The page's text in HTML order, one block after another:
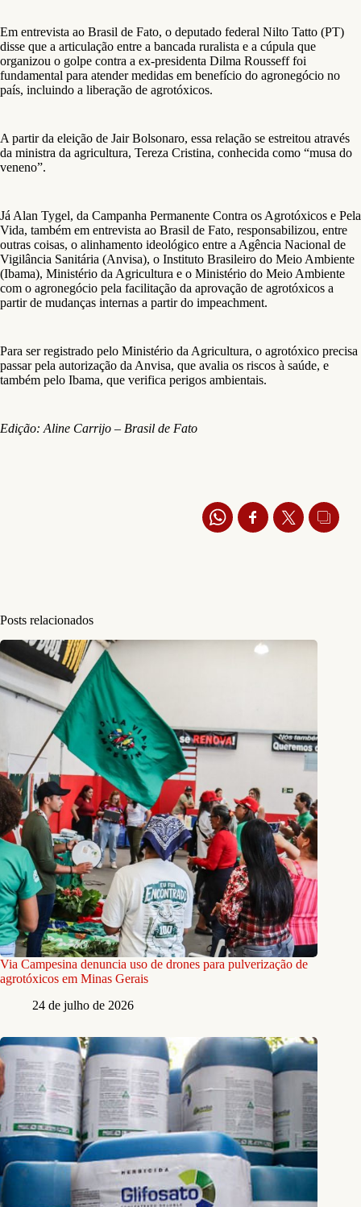
Em entrevista ao Brasil de Fato, o deputado federal Nilto Tatto (PT)
disse que a articulação entre a bancada ruralista e a cúpula que
organizou o golpe contra a ex-presidenta Dilma Rousseff foi
fundamental para atender medidas em benefício do agronegócio no
país, incluindo a liberação de agrotóxicos.
A partir da eleição de Jair Bolsonaro, essa relação se estreitou através
da ministra da agricultura, Tereza Cristina, conhecida como “musa do
veneno”.
Já Alan Tygel, da Campanha Permanente Contra os Agrotóxicos e Pela
Vida, também em entrevista ao Brasil de Fato, responsabilizou, entre
outras coisas, o alinhamento ideológico entre a Agência Nacional de
Vigilância Sanitária (Anvisa), o Instituto Brasileiro do Meio Ambiente
(Ibama), Ministério da Agricultura e o Ministério do Meio Ambiente
com o agronegócio pela facilitação da aprovação de agrotóxicos a
partir de mudanças internas a partir do impeachment.
Para ser registrado pelo Ministério da Agricultura, o agrotóxico precisa
passar pela autorização da Anvisa, que avalia os riscos à saúde, e
também pelo Ibama, que verifica perigos ambientais.
Edição: Aline Carrijo – Brasil de Fato
Posts relacionados
Via Campesina denuncia uso de drones para pulverização de
agrotóxicos em Minas Gerais
24 de julho de 2026